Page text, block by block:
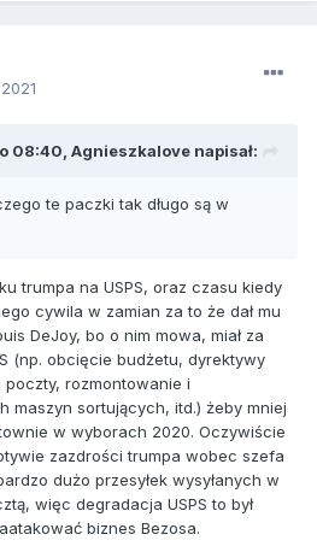
08:40, Agnieszkalove napisał:
te paczki tak długo są w
trumpa na USPS, oraz czasu kiedy
cywila w zamian za to że dał mu
DeJoy, bo o nim mowa, miał za
(np. obcięcie budżetu, dyrektywy
rozmontowanie i
maszyn sortujących, itd.) żeby mniej
w wyborach 2020. Oczywiście
zazdrości trumpa wobec szefa
dużo przesyłek wysyłanych w
więc degradacja USPS to był
biznes Bezosa.